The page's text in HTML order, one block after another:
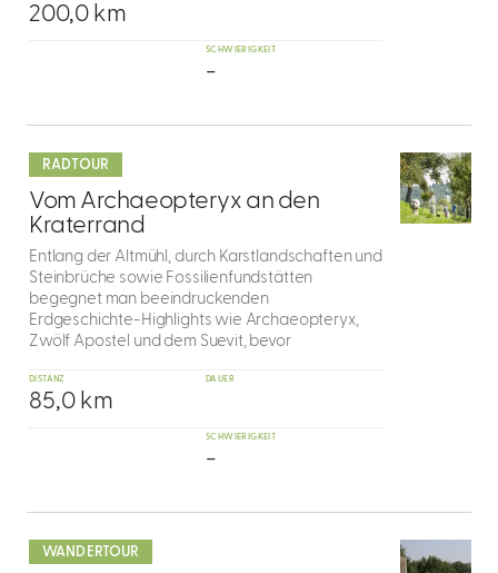
200,0 km
SCHWIERIGKEIT
-
RADTOUR
8
Vom Archaeopteryx an den
Kraterrand
Entlang der Altmühl, durch Karstlandschaften und
Steinbrüche sowie Fossilienfundstätten
begegnet man beeindruckenden
Erdgeschichte-Highlights wie Archaeopteryx,
Zwölf Apostel und dem Suevit, bevor
DISTANZ
85,0 km
DAUER
SCHWIERIGKEIT
-
dazu
WANDERTOUR
dazu